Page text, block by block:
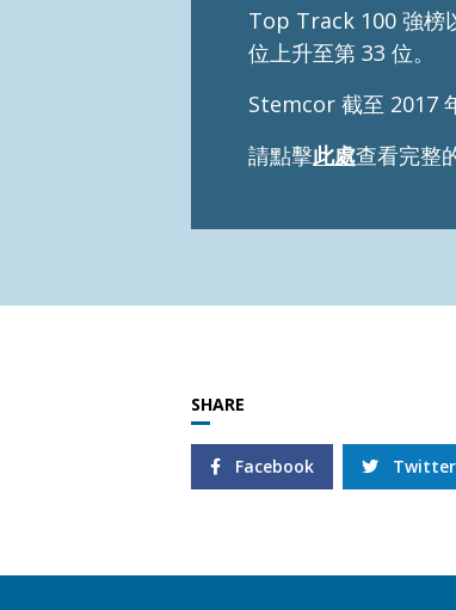
Top Track 100 強榜
位上升至第 33 位。
Stemcor 截至 2017
請點擊此處查看完整
SHARE
Facebook Twitter